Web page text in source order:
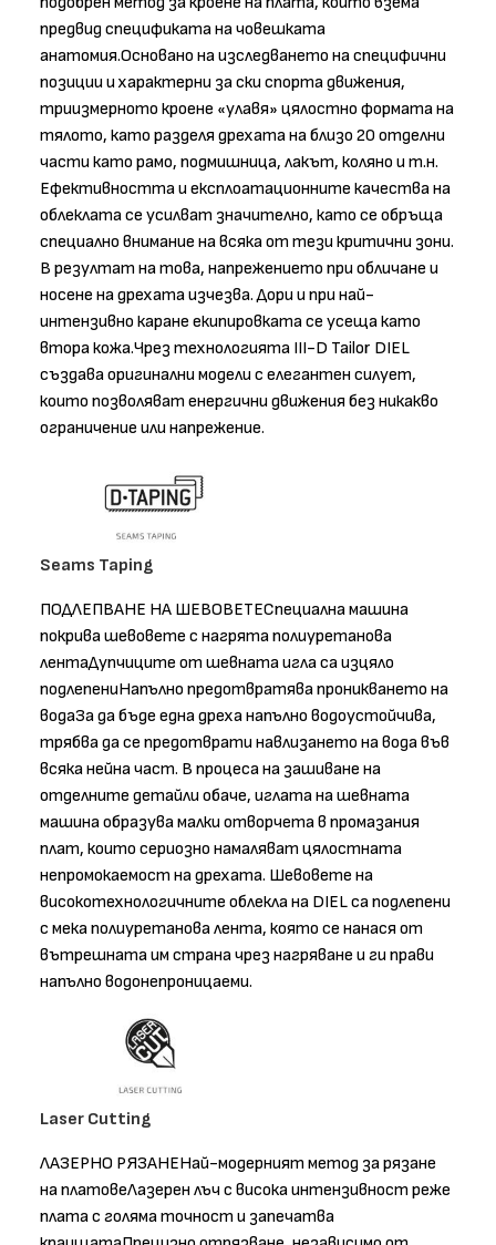
предвид спецификата на човешката
анатомия.Основано на изследването на специфични
позиции и характерни за ски спорта движения,
триизмерното кроене «улавя» цялостно формата на
тялото, като разделя дрехата на близо 20 отделни
части като рамо, подмишница, лакът, коляно и т.н.
Ефективността и експлоатационните качества на
облеклата се усилват значително, като се обръща
специално внимание на всяка от тези критични зони.
В резултат на това, напрежението при обличане и
носене на дрехата изчезва. Дори и при най-
интензивно каране екипировката се усеща като
втора кожа.Чрез технологията III-D Tailor DIEL
създава оригинални модели с елегантен силует,
които позволяват енергични движения без никакво
ограничение или напрежение.
Seams Taping
ПОДЛЕПВАНЕ НА ШЕВОВЕТЕСпециална машина
покрива шевовете с нагрята полиуретанова
лентаДупчиците от шевната игла са изцяло
подлепениНапълно предотвратява проникването на
водаЗа да бъде една дреха напълно водоустойчива,
трябва да се предотврати навлизането на вода във
всяка нейна част. В процеса на зашиване на
отделните детайли обаче, иглата на шевната
машина образува малки отворчета в промазания
плат, които сериозно намаляват цялостната
непромокаемост на дрехата. Шевовете на
високотехнологичните облекла на DIEL са подлепени
с мека полиуретанова лента, която се нанася от
вътрешната им страна чрез нагряване и ги прави
напълно водонепроницаеми.
Laser Cutting
ЛАЗЕРНО РЯЗАНЕНай-модерният метод за рязане
на платовеЛазерен лъч с висока интензивност реже
плата с голяма точност и запечатва